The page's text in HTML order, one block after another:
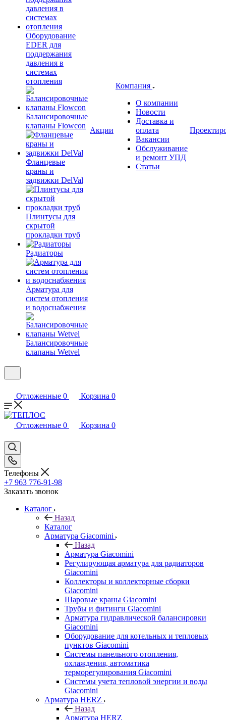
Оборудование
EDER для
поддержания
давления в
системах
отопления
Балансировочные
клапаны Flowcon
Фланцевые
краны и
задвижки DelVal
Плинтусы для
скрытой
прокладки труб
Радиаторы
Арматура для
систем отопления
и водоснабжения
Балансировочные
клапаны Wetvel
Акции
Компания
О компании
Новости
Доставка и
оплата
Вакансии
Обслуживание
и ремонт УПД
Статьи
Отложенные 0 Корзина 0
Отложенные 0 Корзина 0
Телефоны
+7 963 776-91-98
Заказать звонок
Каталог
Назад
Каталог
Арматура Giacomini
Назад
Арматура Giacomini
Регулирующая арматура для радиаторов
Giacomini
Коллекторы и коллекторные сборки
Giacomini
Шаровые краны Giacomini
Трубы и фитинги Giacomini
Арматура гидравлической балансировки
Giacomini
Оборудование для котельных и тепловых
пунктов Giacomini
Системы панельного отопления,
охлаждения, автоматика
терморегулирования Giacomini
Системы учета тепловой энергии и воды
Giacomini
Арматура HERZ
Назад
Арматура HERZ